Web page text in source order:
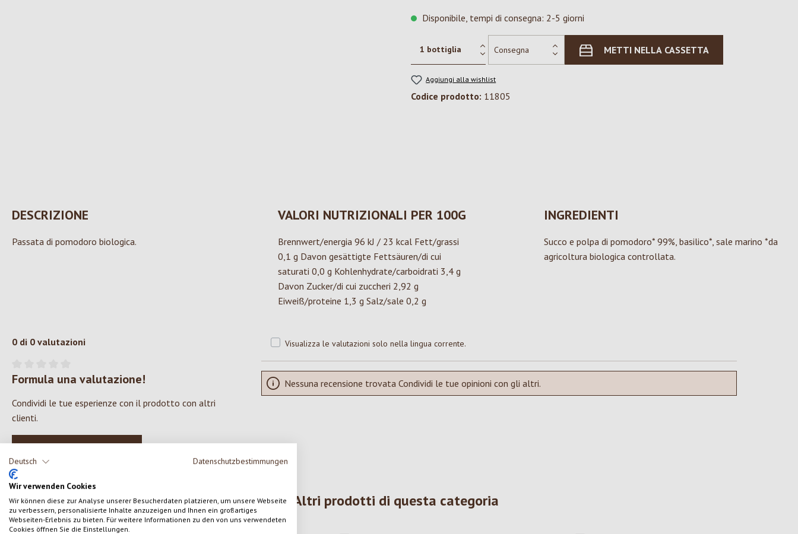
Deutsch Datenschutzbestimmungen
Wir verwenden Cookies
Wir können diese zur Analyse unserer Besucherdaten platzieren, um unsere Webseite
zu verbessern, personalisierte Inhalte anzuzeigen und Ihnen ein großartiges
Webseiten-Erlebnis zu bieten. Für weitere Informationen zu den von uns verwendeten
Cookies öffnen Sie die Einstellungen.
Disponibile, tempi di consegna: 2-5 giorni
METTI NELLA CASSETTA
Aggiungi alla wishlist
Codice prodotto: 11805
DESCRIZIONE
Passata di pomodoro biologica.
VALORI NUTRIZIONALI PER 100G
Brennwert/energia 96 kJ / 23 kcal Fett/grassi
0,1 g Davon gesättigte Fettsäuren/di cui
saturati 0,0 g Kohlenhydrate/carboidrati 3,4 g
Davon Zucker/di cui zuccheri 2,92 g
Eiweiß/proteine 1,3 g Salz/sale 0,2 g
INGREDIENTI
Succo e polpa di pomodoro* 99%, basilico*, sale marino *da
agricoltura biologica controllata.
0 di 0 valutazioni
Valutazione media di 0 su 5 stelle
Formula una valutazione!
Condividi le tue esperienze con il prodotto con altri
clienti.
Visualizza le valutazioni solo nella lingua corrente.
Nessuna recensione trovata Condividi le tue opinioni con gli altri.
Altri prodotti di questa categoria
Salta la galleria dei prodotti